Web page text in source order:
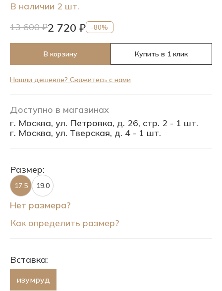
В наличии 2 шт.
13 600 ₽2 720 ₽ -80%
В корзину Купить в 1 клик
Нашли дешевле? Свяжитесь с нами
Доступно в магазинах
г. Москва, ул. Петровка, д. 26, стр. 2 - 1 шт.
г. Москва, ул. Тверская, д. 4 - 1 шт.
Размер:
17.5 19.0
Нет размера?
Как определить размер?
Вставка:
изумруд